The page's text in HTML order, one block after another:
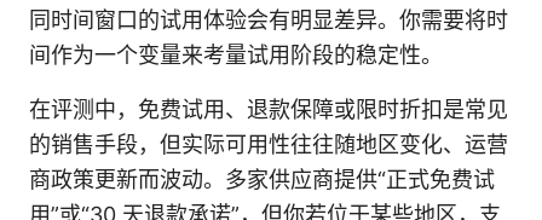
同时间窗口的试用体验会有明显差异。你需要将时
间作为一个变量来考量试用阶段的稳定性。
在评测中，免费试用、退款保障或限时折扣是常见
的销售手段，但实际可用性往往随地区变化、运营
商政策更新而波动。多家供应商提供“正式免费试